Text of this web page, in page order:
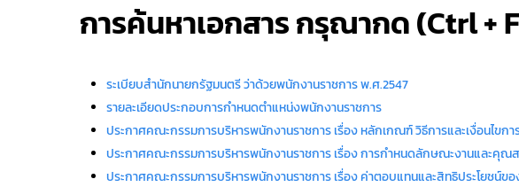
การค้นหาเอกสาร กรุณากด (Ctrl +
ระเบียบสำนักนายกรัฐมนตรี ว่าด้วยพนักงานราชการ พ.ศ.2547
รายละเอียดประกอบการกำหนดตำแหน่งพนักงานราชการ
ประกาศคณะกรรมการบริหารพนักงานราชการ เรื่อง หลักเกณฑ์ วิธีการและเงื่อนไ
ประกาศคณะกรรมการบริหารพนักงานราชการ เรื่อง การกำหนดลักษณะงานและคุ
ประกาศคณะกรรมการบริหารพนักงานราชการ เรื่อง ค่าตอบแทนและสิทธิประโยชน์ข